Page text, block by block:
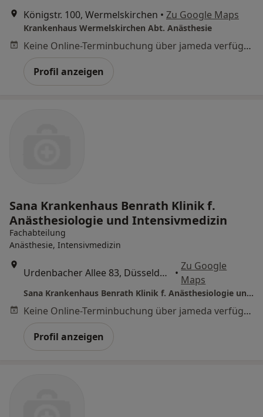
Königstr. 100, Wermelskirchen • Zu Google Maps
Krankenhaus Wermelskirchen Abt. Anästhesie
Keine Online-Terminbuchung über jameda verfügbar
Profil anzeigen
Sana Krankenhaus Benrath Klinik f.
Anästhesiologie und Intensivmedizin
Fachabteilung
Anästhesie, Intensivmedizin
Urdenbacher Allee 83, Düsseldorf •
Zu Google
Maps
Sana Krankenhaus Benrath Klinik f. Anästhesiologie und Intensivmedizin
Keine Online-Terminbuchung über jameda verfügbar
Profil anzeigen